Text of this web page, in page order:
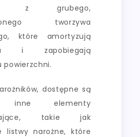
z grubego,
tworzywa
które amortyzują
i zapobiegają
powierzchni.
dostępne są
inne elementy
takie jak
listwy narożne, które